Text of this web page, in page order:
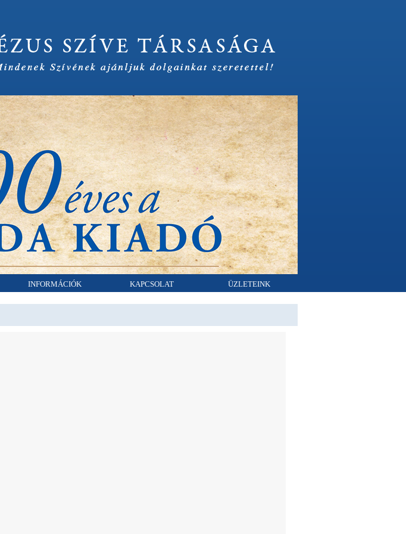
INFORMÁCIÓK KAPCSOLAT ÜZLETEINK